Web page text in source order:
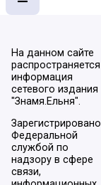
На данном сайте
распространяется
информация
сетевого издания
"Знамя.Ельня".
Зарегистрировано
Федеральной
службой по
надзору в сфере
связи,